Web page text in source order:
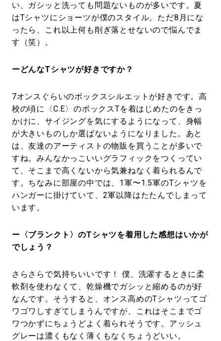
い、ガシッと洗っても問題ないものが多いです。夏
はTシャツにショーツが僕のスタイル。ただ8月にな
ったら、これ以上何も削ぎ落とせないので悩んでま
す（笑）。
ーどんなTシャツが好きですか？
7オンスぐらいのボックスシルエットが好きです。高
校の頃に〈C.E〉のボックスTを着はじめたのをきっ
かけに、サイジングを気にするようになって、身幅
が大きいものしか選ばないようになりました。あと
は、友達のアーティストの物販を買うことが多いで
すね。みんなかっこいいグラフィックをつくってい
て、そこまで高くないから気兼ねなく着られるんで
す。ちなみに部屋の中では、1軍〜1.5軍のTシャツを
ハンガーに掛けていて、2軍以降はたたんでしまって
います。
ー〈ブランクト〉のTシャツを着用した感想はいかが
でしょう？
さらさらで気持ちいいです！ 僕、洗濯するときに柔
軟剤を使わなくて、乾燥機でガシッと縮めるのが好
なんです。そうすると、オンス高めのTシャツってゴ
ワゴワしすぎてしまうんですが、これはそこまでゴ
ワつかずにちょうどよく着られそうです。アッシュ
グレーは濃くもなく薄くもなくちょうどいい。